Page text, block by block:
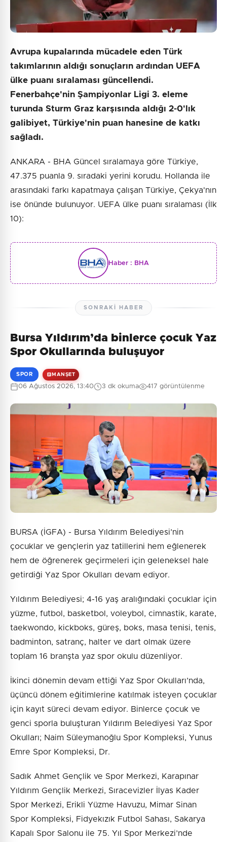
Avrupa kupalarında mücadele eden Türk
takımlarının aldığı sonuçların ardından UEFA
ülke puanı sıralaması güncellendi.
Fenerbahçe'nin Şampiyonlar Ligi 3. eleme
turunda Sturm Graz karşısında aldığı 2-0'lık
galibiyet, Türkiye'nin puan hanesine de katkı
sağladı.
ANKARA - BHA Güncel sıralamaya göre Türkiye,
47.375 puanla 9. sıradaki yerini korudu. Hollanda ile
arasındaki farkı kapatmaya çalışan Türkiye, Çekya'nın
ise önünde bulunuyor. UEFA ülke puanı sıralaması (İlk
10):
Haber : BHA
SONRAKI HABER
Bursa Yıldırım’da binlerce çocuk Yaz
Spor Okullarında buluşuyor
SPOR MANŞET
06 Ağustos 2026, 13:40 3 dk okuma 417 görüntülenme
BURSA (İGFA) - Bursa Yıldırım Belediyesi’nin
çocuklar ve gençlerin yaz tatillerini hem eğlenerek
hem de öğrenerek geçirmeleri için geleneksel hale
getirdiği Yaz Spor Okulları devam ediyor.
Yıldırım Belediyesi; 4-16 yaş aralığındaki çocuklar için
yüzme, futbol, basketbol, voleybol, cimnastik, karate,
taekwondo, kickboks, güreş, boks, masa tenisi, tenis,
badminton, satranç, halter ve dart olmak üzere
toplam 16 branşta yaz spor okulu düzenliyor.
İkinci dönemin devam ettiği Yaz Spor Okulları’nda,
üçüncü dönem eğitimlerine katılmak isteyen çocuklar
için kayıt süreci devam ediyor. Binlerce çocuk ve
genci sporla buluşturan Yıldırım Belediyesi Yaz Spor
Okulları; Naim Süleymanoğlu Spor Kompleksi, Yunus
Emre Spor Kompleksi, Dr.
Sadık Ahmet Gençlik ve Spor Merkezi, Karapınar
Yıldırım Gençlik Merkezi, Sıracevizler İlyas Kader
Spor Merkezi, Erikli Yüzme Havuzu, Mimar Sinan
Spor Kompleksi, Fidyekızık Futbol Sahası, Sakarya
Kapalı Spor Salonu ile 75. Yıl Spor Merkezi’nde